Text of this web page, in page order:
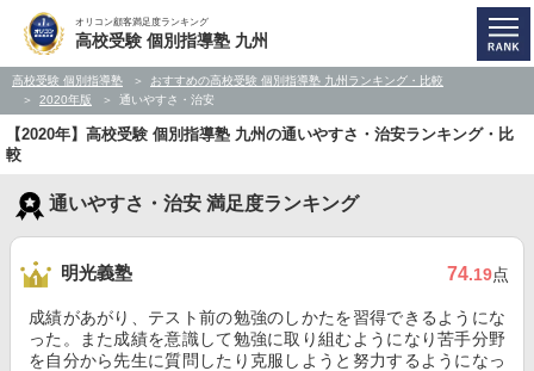
オリコン顧客満足度ランキング
高校受験 個別指導塾 九州
高校受験 個別指導塾
おすすめの高校受験 個別指導塾 九州ランキング・比較
2020年版
通いやすさ・治安
【2020年】高校受験 個別指導塾 九州の通いやすさ・治安ランキング・比
較
通いやすさ・治安 満足度ランキング
明光義塾 74.19点
成績があがり、テスト前の勉強のしかたを習得できるようにな
った。また成績を意識して勉強に取り組むようになり苦手分野
を自分から先生に質問したり克服しようと努力するようになっ